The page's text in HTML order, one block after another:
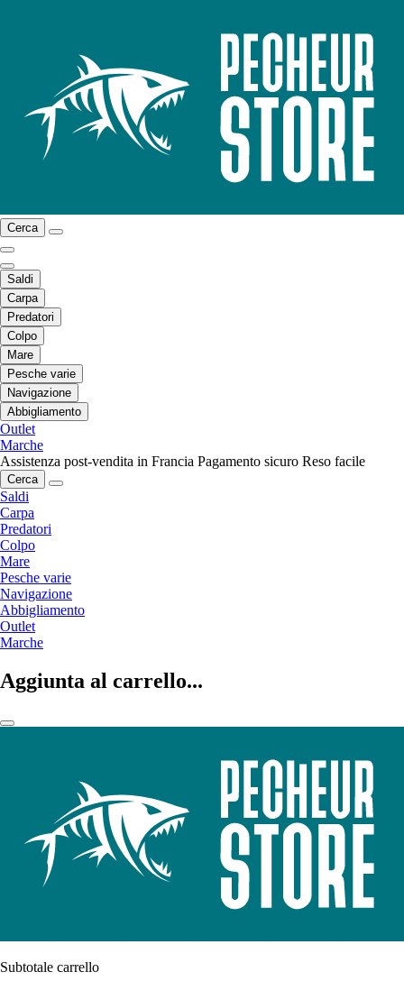
Cerca
Saldi
Carpa
Predatori
Colpo
Mare
Pesche varie
Navigazione
Abbigliamento
Outlet
Marche
Assistenza post-vendita in Francia Pagamento sicuro Reso facile
Cerca
Saldi
Carpa
Predatori
Colpo
Mare
Pesche varie
Navigazione
Abbigliamento
Outlet
Marche
Aggiunta al carrello...
Subtotale carrello